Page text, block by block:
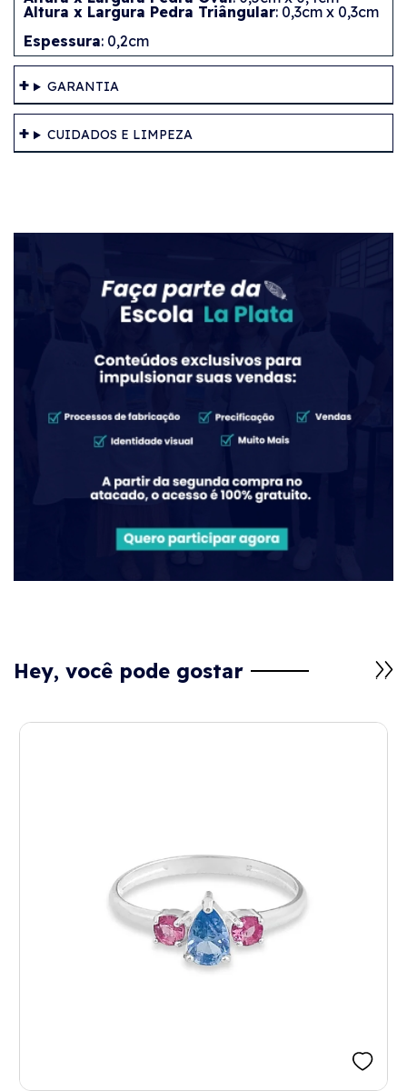
Altura x Largura Pedra Triângular: 0,3cm x 0,3cm
Espessura: 0,2cm
GARANTIA
CUIDADOS E LIMPEZA
Hey, você pode gostar